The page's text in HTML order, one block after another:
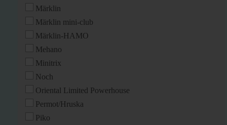
Märklin
Märklin mini-club
Märklin-HAMO
Mehano
Minitrix
Noch
Oriental Limited Powerhouse
Permot/Hruska
Piko